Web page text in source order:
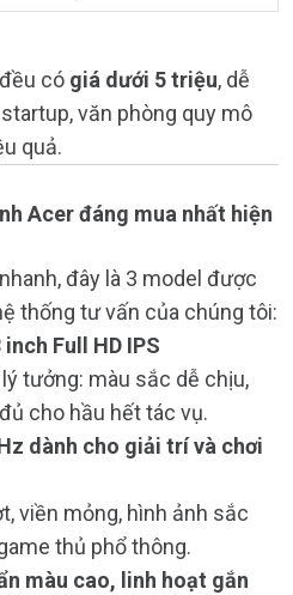
có giá dưới 5 triệu, dễ
văn phòng quy mô
quả.
Acer đáng mua nhất hiện
đây là 3 model được
thống tư vấn của chúng tôi:
Full HD IPS
tưởng: màu sắc dễ chịu,
cho hầu hết tác vụ.
dành cho giải trí và chơi
viền mỏng, hình ảnh sắc
thủ phổ thông.
màu cao, linh hoạt gắn